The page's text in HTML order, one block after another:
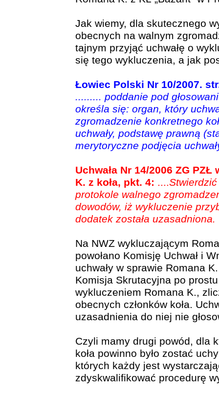
Jak wiemy, dla skutecznego
obecnych na walnym
tajnym przyjąć uchwałę o
się tego wykluczenia, a jak
Łowiec Polski Nr 10/2007.
......... poddanie pod
określa się: organ, który
zgromadzenie konkretnego
uchwały, podstawę prawną
merytoryczne podjęcia
Uchwała Nr 14/2006 ZG
K. z koła, pkt. 4: ....
protokole walnego
dowodów, iż wykluczenie
dodatek została uzasadniona.
Na NWZ wykluczającym
powołano Komisję Uchwał i
uchwały w sprawie Romana
Komisja Skrutacyjna po
wykluczeniem Romana K.,
obecnych członków koła.
uzasadnienia do niej nie
Czyli mamy drugi powód, dla
koła powinno było zostać
których każdy jest
zdyskwalifikować procedurę